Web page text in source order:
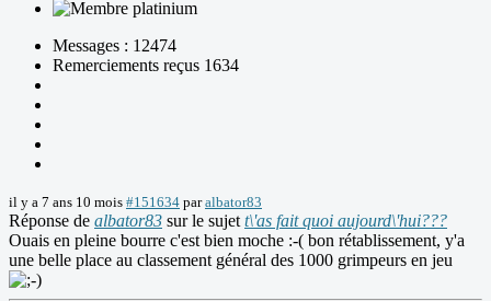
Messages : 12474
Remerciements reçus 1634
il y a 7 ans 10 mois #151634 paralbator83
Réponse de albator83 sur le sujet t\'as fait quoi aujourd\'hui???
Ouais en pleine bourre c'est bien moche :-( bon rétablissement, y'a
une belle place au classement général des 1000 grimpeurs en jeu